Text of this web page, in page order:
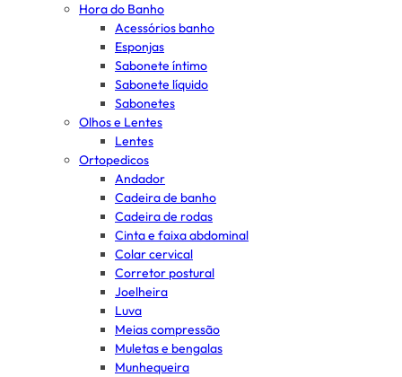
Hora do Banho
Acessórios banho
Esponjas
Sabonete íntimo
Sabonete líquido
Sabonetes
Olhos e Lentes
Lentes
Ortopedicos
Andador
Cadeira de banho
Cadeira de rodas
Cinta e faixa abdominal
Colar cervical
Corretor postural
Joelheira
Luva
Meias compressão
Muletas e bengalas
Munhequeira